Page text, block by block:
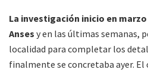
La investigación inicio en
Anses y en las últimas semanas,
localidad para completar los
finalmente se concretaba ayer. El